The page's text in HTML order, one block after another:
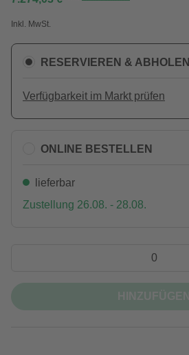
Inkl. MwSt.
RESERVIEREN & ABHOLEN
Verfügbarkeit im Markt prüfen
ONLINE BESTELLEN
lieferbar
Zustellung 26.08. - 28.08.